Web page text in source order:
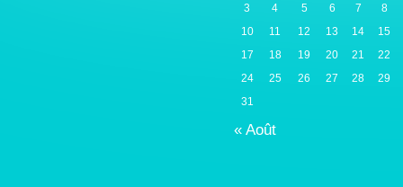
« Août
3
4 5 6 7
8
10
11 12 13 14
15
17
18 19 20 21
22
24
25 26 27 28
29
31